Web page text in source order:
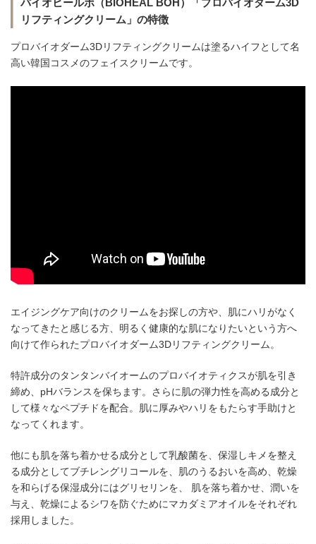
リフティングクリーム」の特徴
プロバイオダーム3Dリフティングクリームは塗るハイフとして名
高い韓国コスメのフェイスクリームです。
エイジングケア向けのクリームをお探しの方や、肌にハリがなく
なってきたと感じる方、明るく健康的な肌になりたいという方へ
向けて作られたプロバイオダーム3Dリフティングクリーム。
特許成分のタンタンバイオームのプロバイオティクスが肌を引き
締め、pHバランスを保ちます。さらに肌の弾力性を高める成分と
して様々なペプチドを配合。肌に厚みやハリをもたらす手助けと
なってくれます。
他にも肌を落ち着かせる成分として乳酸菌を、保湿しキメを整え
る成分としてブチレングリコールを、肌のうるおいを高め、乾燥
を和らげる保湿成分にはグリセリンを、 肌を落ち着かせ、潤いを
与え、乾燥によるシワを防ぐためにマカダミアオイルをそれぞれ
採用しました。